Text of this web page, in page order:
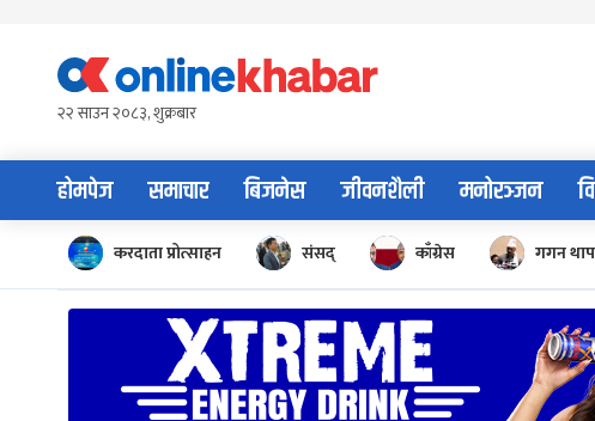
content२२ साउन २०८३, शुक्रबार
होमपेज समाचार बिजनेस जीवनशैली मनोरञ्जन
करदाता प्रोत्साहन संसद् काँग्रेस गगन